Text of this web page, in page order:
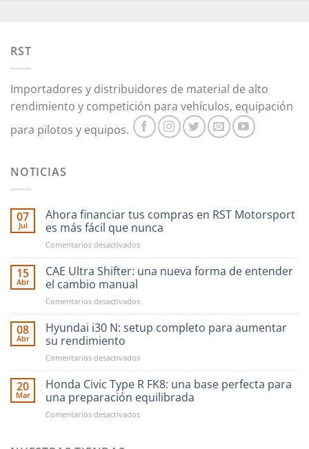
elegir
en
página
de
producto
página
de
producto
RST
Importadores y distribuidores de material de alto
rendimiento y competición para vehículos, equipación
para pilotos y equipos.
NOTICIAS
07
Jul
Ahora financiar tus compras en RST Motorsport
es más fácil que nunca
Comentarios desactivadosen
financiar
tus
en
Motorsport
fácil
nunca
15
Abr
CAE Ultra Shifter: una nueva forma de entender
el cambio manual
Comentarios desactivadosen
Ultra
Shifter:
nueva
de
entender
cambio
08
Abr
Hyundai i30 N: setup completo para aumentar
su rendimiento
Comentarios desactivadosen
i30
N:
setup
completo
20
Mar
Honda Civic Type R FK8: una base perfecta para
una preparación equilibrada
Comentarios desactivadosen